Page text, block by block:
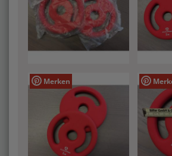
Merken